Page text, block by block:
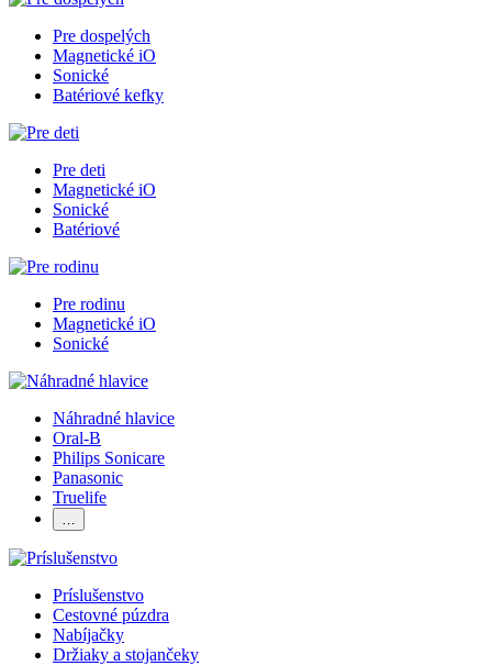
Pre dospelých
Magnetické iO
Sonické
Batériové kefky
Pre deti
Magnetické iO
Sonické
Batériové
Pre rodinu
Magnetické iO
Sonické
Náhradné hlavice
Oral-B
Philips Sonicare
Panasonic
Truelife
…
Príslušenstvo
Cestovné púzdra
Nabíjačky
Držiaky a stojančeky